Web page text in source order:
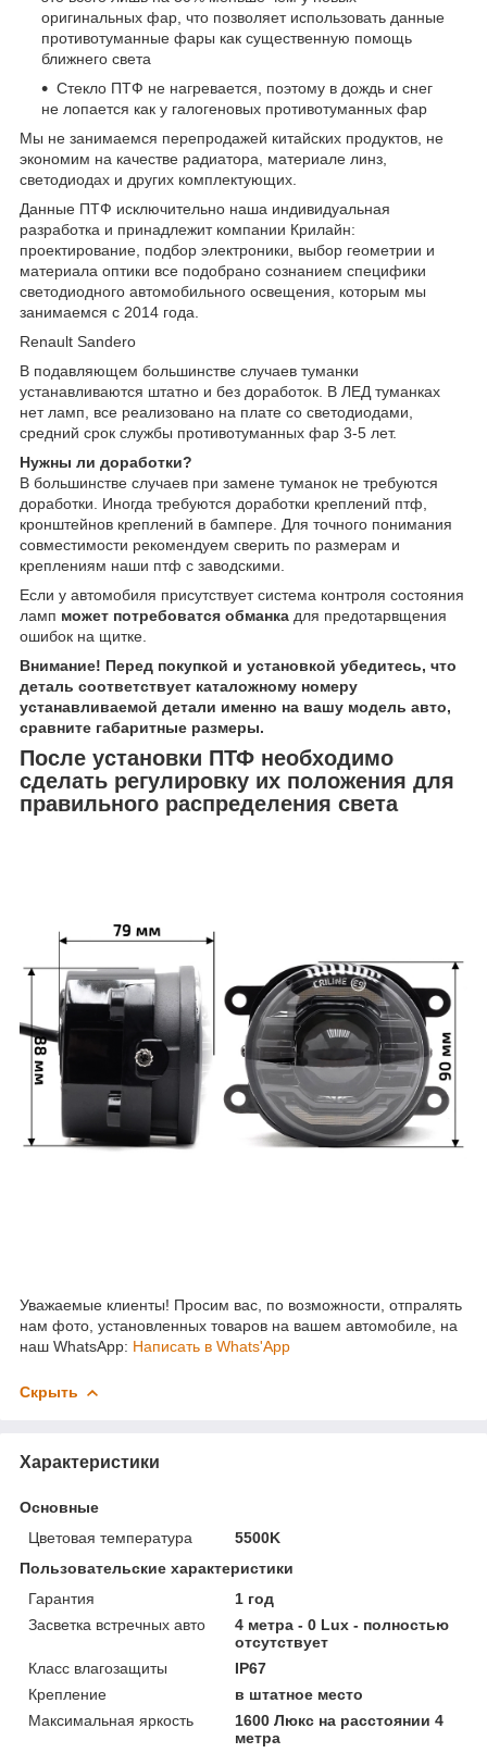
оригинальных фар, что позволяет использовать данные
противотуманные фары как существенную помощь
ближнего света
Стекло ПТФ не нагревается, поэтому в дождь и снег
не лопается как у галогеновых противотуманных фар
Мы не занимаемся перепродажей китайских продуктов, не
экономим на качестве радиатора, материале линз,
светодиодах и других комплектующих.
Данные ПТФ исключительно наша индивидуальная
разработка и принадлежит компании Крилайн:
проектирование, подбор электроники, выбор геометрии и
материала оптики все подобрано сознанием специфики
светодиодного автомобильного освещения, которым мы
занимаемся с 2014 года.
Renault Sandero
В подавляющем большинстве случаев туманки
устанавливаются штатно и без доработок. В ЛЕД туманках
нет ламп, все реализовано на плате со светодиодами,
средний срок службы противотуманных фар 3-5 лет.
Нужны ли доработки?
В большинстве случаев при замене туманок не требуются
доработки. Иногда требуются доработки креплений птф,
кронштейнов креплений в бампере. Для точного понимания
совместимости рекомендуем сверить по размерам и
креплениям наши птф с заводскими.
Если у автомобиля присутствует система контроля состояния
ламп может потребоватся обманка для предотарвщения
ошибок на щитке.
Внимание! Перед покупкой и установкой убедитесь, что
деталь соответствует каталожному номеру
устанавливаемой детали именно на вашу модель авто,
сравните габаритные размеры.
После установки ПТФ необходимо
сделать регулировку их положения для
правильного распределения света
Уважаемые клиенты! Просим вас, по возможности, отпралять
нам фото, установленных товаров на вашем автомобиле, на
наш WhatsApp: Написать в Whats'App
Скрыть
Характеристики
Основные
Цветовая температура
5500K
Пользовательские характеристики
Гарантия
1 год
Засветка встречных авто
4 метра - 0 Lux - полностью
отсутствует
Класс влагозащиты
IP67
Крепление
в штатное место
Максимальная яркость
1600 Люкс на расстоянии 4
метра